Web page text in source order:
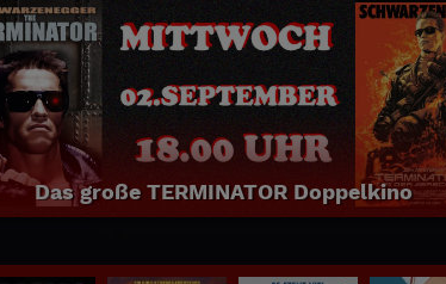
Das große TERMINATOR Doppelkino